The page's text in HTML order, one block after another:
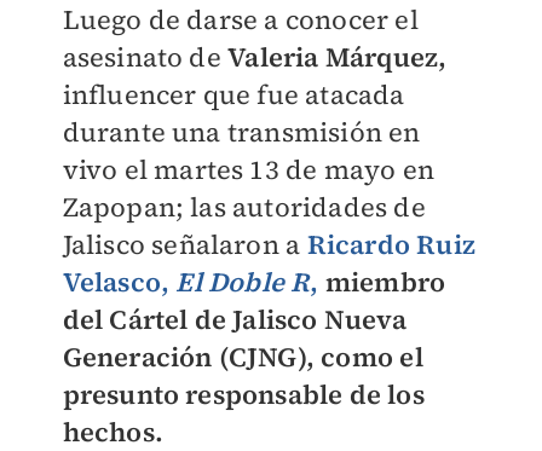
Luego de darse a conocer el
asesinato deValeria Márquez,
influencer que fue atacada
durante una transmisión en
vivo el martes 13 de mayo en
Zapopan; las autoridades de
Jalisco señalaron a Ricardo Ruiz
Velasco, El Doble R, miembro
del Cártel de Jalisco Nueva
Generación (CJNG), como el
presunto responsable de los
hechos.